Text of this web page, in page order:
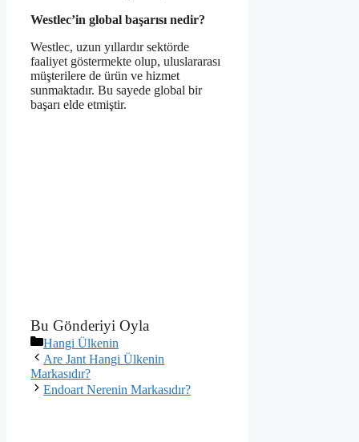
Westlec’in global başarısı nedir?
Westlec, uzun yıllardır sektörde
faaliyet göstermekte olup, uluslararası
müşterilere de ürün ve hizmet
sunmaktadır. Bu sayede global bir
başarı elde etmiştir.
Bu Gönderiyi Oyla
Kategoriler
Hangi Ülkenin
Are Jant Hangi Ülkenin
Markasıdır?
Endoart Nerenin Markasıdır?